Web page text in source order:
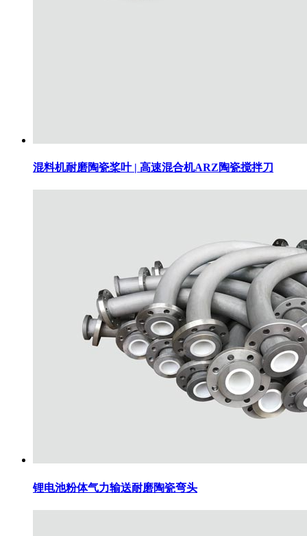
混料机耐磨陶瓷桨叶 | 高速混合机ARZ陶瓷搅拌刀
锂电池粉体气力输送耐磨陶瓷弯头